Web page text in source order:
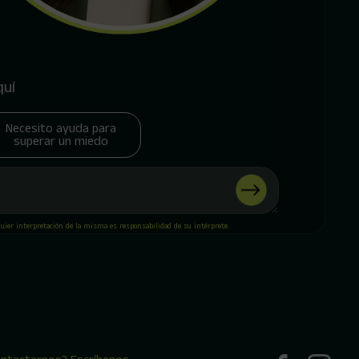
Necesito ayuda para
superar un miedo
interpretación de la misma es responsabilidad de su intérprete.